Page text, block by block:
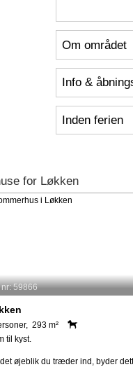
Om området
Info &
Inden ferien
for Løkken
59866
293 m²
til kyst.
øjeblik du træder ind, byder